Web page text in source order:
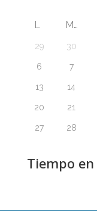
L M
29 30
6 7
13 14
20 21
27 28
Tiempo